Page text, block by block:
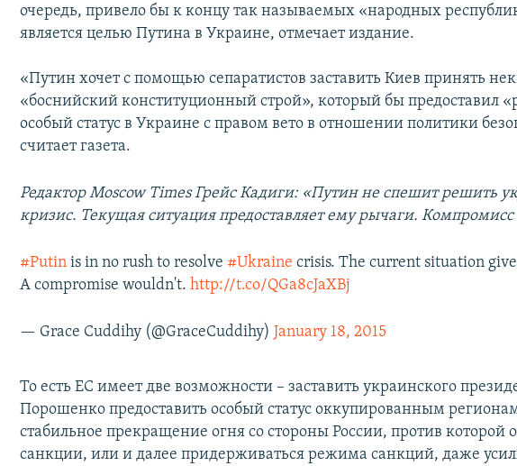
очередь, привело бы к концу так называемых «народных
является целью Путина в Украине, отмечает издание.
«Путин хочет с помощью сепаратистов заставить Киев принять
«боснийский конституционный строй», который бы предоставил
особый статус в Украине с правом вето в отношении политики
считает газета.
РедакторMoscow Times Грейс Кадиги: «Путин не спешит решить
кризис. Текущая ситуация предоставляет ему рычаги. Компромисс
#Putin is in no rush to resolve #Ukraine crisis. The current situation
A compromise wouldn't.http://t.co/QGa8cJaXBj
— Grace Cuddihy (@GraceCuddihy)January 18, 2015
То есть ЕС имеет две возможности – заставить украинского
Порошенко предоставить особый статус оккупированным
стабильное прекращение огня со стороны России, против которой
санкции, или и далее придерживаться режима санкций, даже